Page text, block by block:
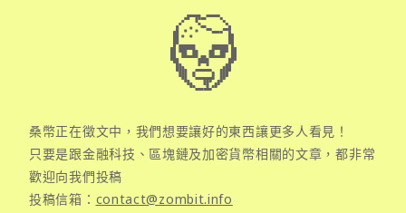
桑幣正在徵文中，我們想要讓好的東西讓更多人看見！
只要是跟金融科技、區塊鏈及加密貨幣相關的文章，都非常
歡迎向我們投稿
投稿信箱： contact@zombit.info